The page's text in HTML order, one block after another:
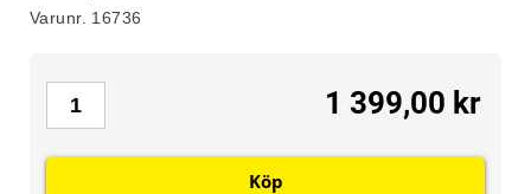
Varunr. 16736
1 399,00 kr
Köp